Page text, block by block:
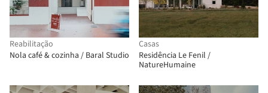
Reabilitação
Nola café & cozinha / Baral Studio
Casas
Residência Le Fenil /
NatureHumaine